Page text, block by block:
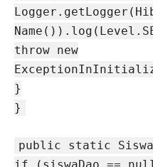
throw new
}
}
public static